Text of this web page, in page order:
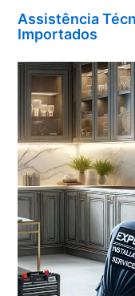
Assistência
Importados